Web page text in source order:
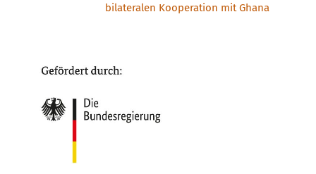
bilateralen Kooperation mit Ghana